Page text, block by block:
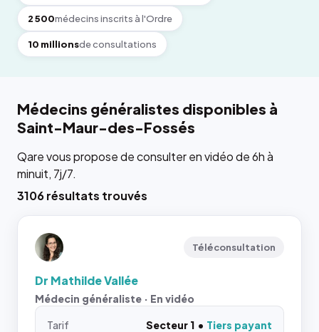
2 500médecins inscrits à l'Ordre
10 millionsde consultations
Médecins généralistes disponibles à
Saint-Maur-des-Fossés
Qare vous propose de consulter en vidéo de 6h à
minuit, 7j/7.
3106 résultats trouvés
Téléconsultation
Dr Mathilde Vallée
Médecin généraliste · En vidéo
Tarif Secteur 1
Tiers payant